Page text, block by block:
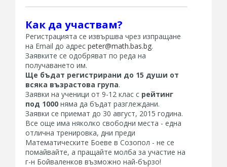
Как да участвам?
Регистрацията се извършва чрез изпращане
на Email до адрес peter@math.bas.bg.
Заявките се одобряват по реда на
получаването им.
Ще бъдат регистрирани до 15 души от
всяка възрастова група.
Заявки на ученици от 9-12 клас с рейтинг
под 1000 няма да бъдат разглеждани.
Заявки се приемат до 30 август, 2015 година.
Все още има няколко свободни места - една
отлична тренировка, дни преди
Математическите Боеве в Созопол - не се
помайвайте, а пращайте молба за участие на
г-н Бойваленков възможно най-бързо!